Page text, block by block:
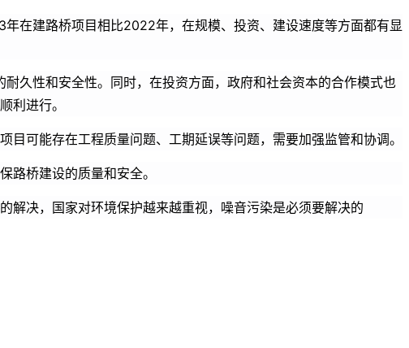
在建路桥项目相比2022年，在规模、投资、建设速度等方面都有显
久性和安全性。同时，在投资方面，政府和社会资本的合作模式也
利进行。
可能存在工程质量问题、工期延误等问题，需要加强监管和协调。
桥建设的质量和安全。
解决，国家对环境保护越来越重视，噪音污染是必须要解决的